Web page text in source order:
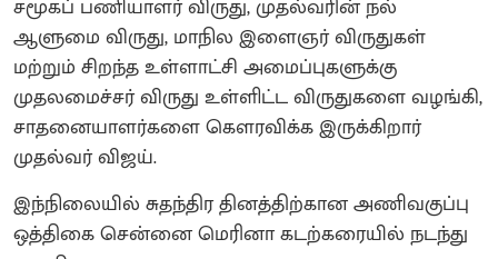
சமூகப் பணியாளர் விருது, முதல்வரின் நல்
ஆளுமை விருது, மாநில இளைஞர் விருதுகள்
மற்றும் சிறந்த உள்ளாட்சி அமைப்புகளுக்கு
முதலமைச்சர் விருது உள்ளிட்ட விருதுகளை வழங்கி,
சாதனையாளர்களை கௌரவிக்க இருக்கிறார்
முதல்வர் விஜய்.
இந்நிலையில் சுதந்திர தினத்திற்கான அணிவகுப்பு
ஒத்திகை சென்னை மெரினா கடற்கரையில் நடந்து